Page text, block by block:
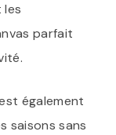
les
parfait
également
saisons sans